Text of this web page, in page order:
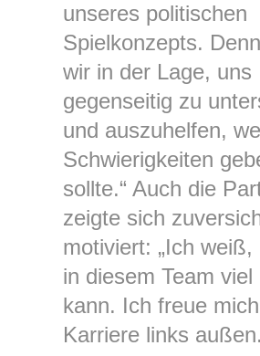
unseres politischen
Spielkonzepts.
wir in der Lage, uns
gegenseitig zu
und auszuhelfen,
Schwierigkeiten
sollte.“ Auch die
zeigte sich
motiviert: „Ich weiß,
in diesem Team viel
kann. Ich freue
Karriere links